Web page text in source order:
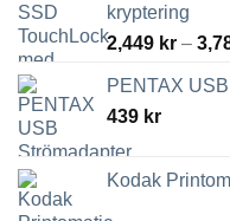
kryptering
2,449 kr –
PENTAX
439 kr
Kodak